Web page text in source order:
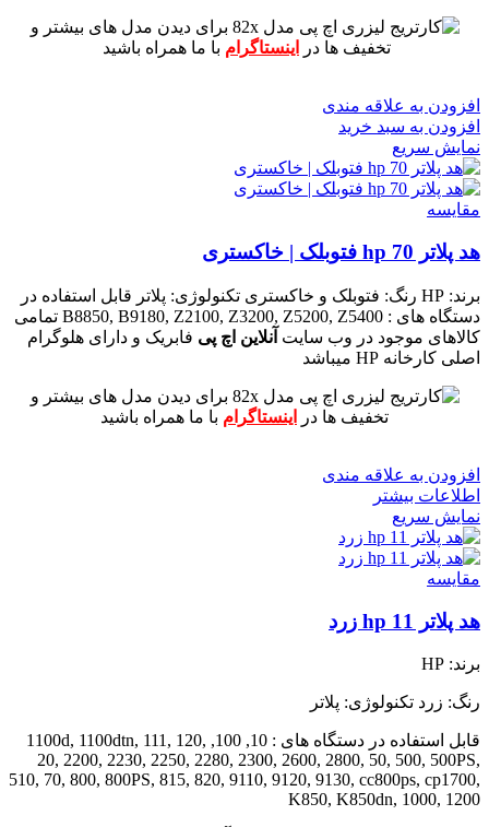
برای دیدن مدل های بیشتر و
تخفیف ها در
اینستاگرام با ما همراه باشید
افزودن به علاقه مندی
افزودن به سبد خرید
نمایش سریع
مقايسه
هد پلاتر 70 hp فتوبلک | خاکستری
برند: HP رنگ: فتوبلک و خاکستری تکنولوژی: پلاتر قابل استفاده در
دستگاه های : B8850, B9180, Z2100, Z3200, Z5200, Z5400
تمامی
کالاهای موجود در وب سایت آنلاین اچ پی فابریک و دارای هلوگرام
اصلی کارخانه HP میباشد
برای دیدن مدل های بیشتر و
تخفیف ها در
اینستاگرام با ما همراه باشید
افزودن به علاقه مندی
اطلاعات بیشتر
نمایش سریع
مقايسه
هد پلاتر 11 hp زرد
برند: HP
رنگ: زرد تکنولوژی: پلاتر
قابل استفاده در دستگاه های : 10, 100, 1100d, 1100dtn, 111, 120,
20, 2200, 2230, 2250, 2280, 2300, 2600, 2800, 50, 500, 500PS,
510, 70, 800, 800PS, 815, 820, 9110, 9120, 9130, cc800ps, cp1700,
K850, K850dn, 1000, 1200